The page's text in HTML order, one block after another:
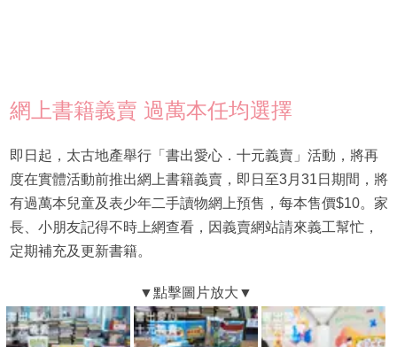
網上書籍義賣 過萬本任均選擇
即日起，太古地產舉行「書出愛心．十元義賣」活動，將再
度在實體活動前推出網上書籍義賣，即日至3月31日期間，將
有過萬本兒童及表少年二手讀物網上預售，每本售價$10。家
長、小朋友記得不時上網查看，因義賣網站請來義工幫忙，
定期補充及更新書籍。